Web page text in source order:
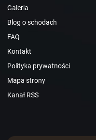
Galeria
Blog o schodach
FAQ
Kontakt
Polityka prywatności
Mapa strony
Kanał RSS